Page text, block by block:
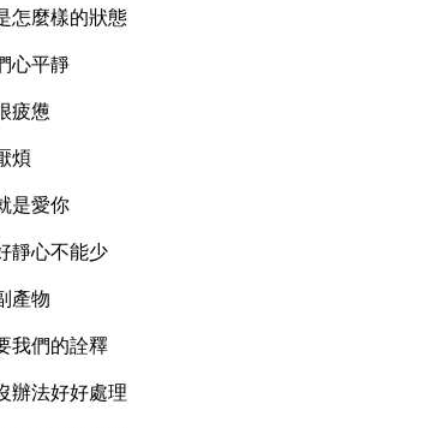
怎麼樣的狀態
心平靜
疲憊
煩
是愛你
靜心不能少
產物
我們的詮釋
辦法好好處理